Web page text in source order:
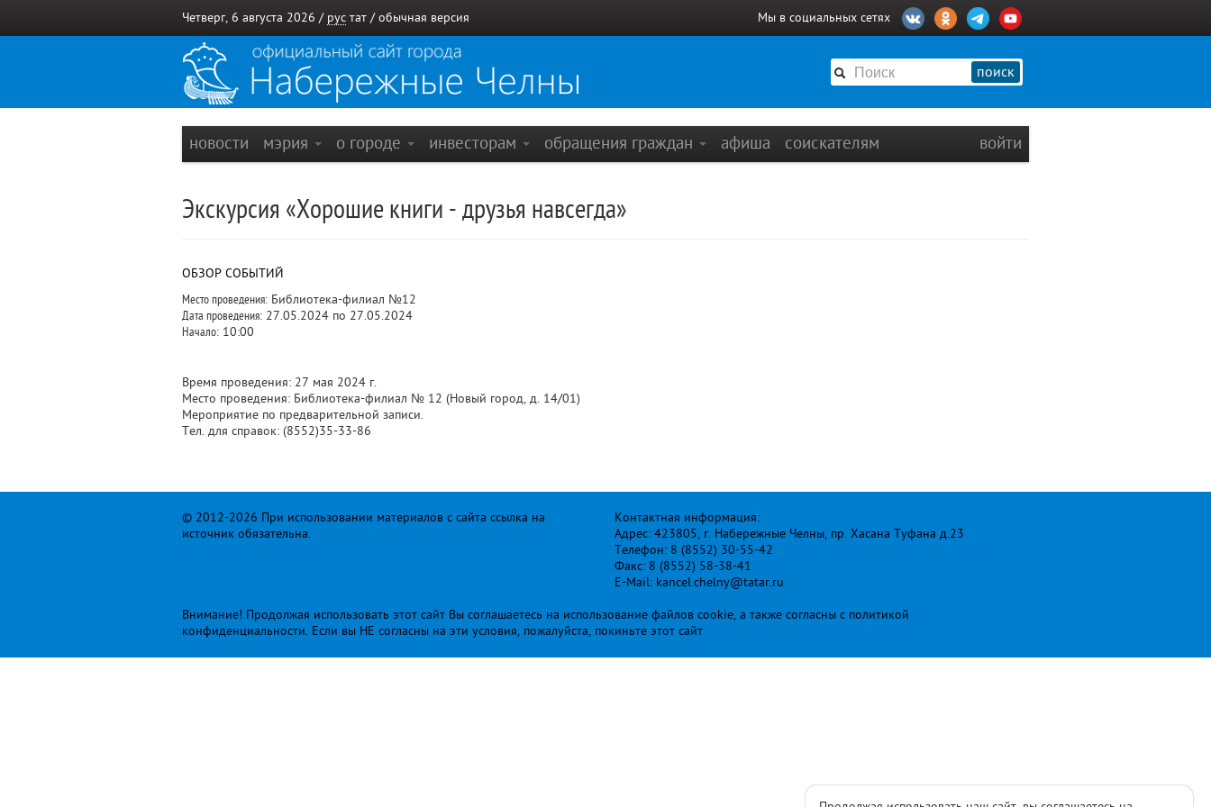
Четверг, 6 августа 2026 / рус тат / обычная версия Мы в социальных сетях
поиск
новости мэрия о городе инвесторам обращения граждан афиша соискателям войти
Экскурсия «Хорошие книги - друзья навсегда»
ОБЗОР СОБЫТИЙ
Место проведения: Библиотека-филиал №12
Дата проведения: 27.05.2024 по 27.05.2024
Начало: 10:00
Время проведения: 27 мая 2024 г.
Место проведения: Библиотека-филиал № 12 (Новый город, д. 14/01)
Мероприятие по предварительной записи.
Тел. для справок: (8552)35-33-86
© 2012-2026 При использовании материалов с сайта ссылка на
источник обязательна.
Контактная информация:
Адрес: 423805, г. Набережные Челны, пр. Хасана Туфана д.23
Телефон: 8 (8552) 30-55-42
Факс: 8 (8552) 58-38-41
E-Mail: kancel.chelny@tatar.ru
Внимание! Продолжая использовать этот сайт Вы соглашаетесь на использование файлов cookie, а также согласны с политикой
конфиденциальности. Если вы НЕ согласны на эти условия, пожалуйста, покиньте этот сайт